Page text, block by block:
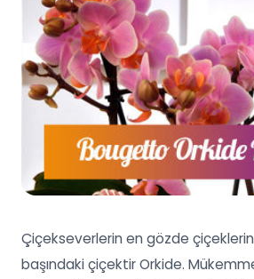
Çiçekseverlerin en gözde
başındaki çiçektir Orkide.